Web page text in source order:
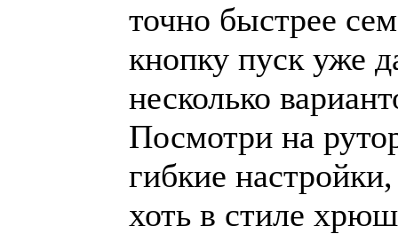
точно быстрее
кнопку пуск уже
несколько
Посмотри на
гибкие
хоть в стиле